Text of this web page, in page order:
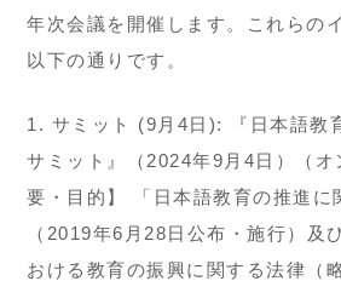
年次会議を開催します。これらの
以下の通りです。
1. サミット (9月4日): 『日本語教
サミット』（2024年9月4日）（オ
要・目的】 「日本語教育の推進に
（2019年6月28日公布・施行）及
おける教育の振興に関する法律（